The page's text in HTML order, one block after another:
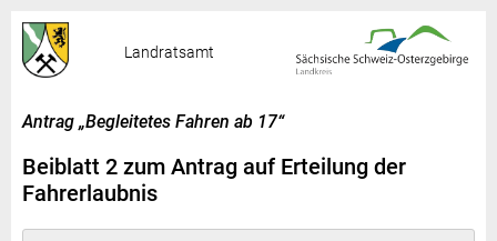
Landratsamt
Antrag „Begleitetes Fahren ab 17“
Beiblatt 2 zum Antrag auf Erteilung der
Fahrerlaubnis